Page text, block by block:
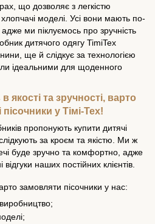
що дозволяє з легкістю
хлопчачі моделі. Усі вони мають по-
ми піклуємось про зручність
дитячого одягу TimiTex
ще й слідкує за технологією
ідеальними для щоденного
якості та зручності, варто
у Тімі-Тех!
пропонують купити дитячі
за кроєм та якістю. Ми ж
буде зручно та комфортно, адже
наших постійних клієнтів.
замовляти пісочники у нас: